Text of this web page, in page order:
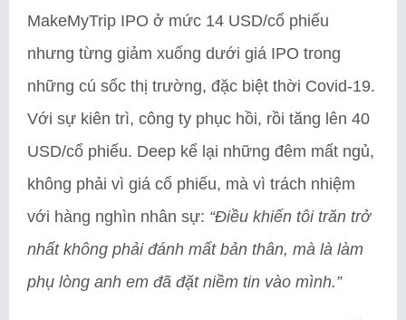
MakeMyTrip IPO ở mức 14 USD/cổ phiếu
nhưng từng giảm xuống dưới giá IPO trong
những cú sốc thị trường, đặc biệt thời Covid-19.
Với sự kiên trì, công ty phục hồi, rồi tăng lên 40
USD/cổ phiếu. Deep kể lại những đêm mất ngủ,
không phải vì giá cổ phiếu, mà vì trách nhiệm
với hàng nghìn nhân sự: “Điều khiến tôi trăn trở
nhất không phải đánh mất bản thân, mà là làm
phụ lòng anh em đã đặt niềm tin vào mình.”